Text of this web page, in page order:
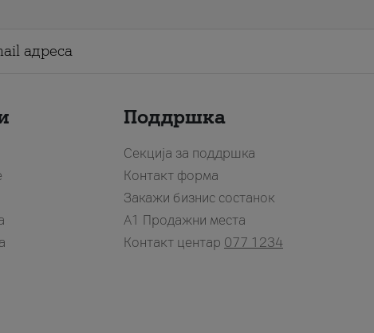
Поддршка
Секција за поддршка
Контакт форма
Закажи бизнис состанок
A1 Продажни места
Контакт центар 077 1234